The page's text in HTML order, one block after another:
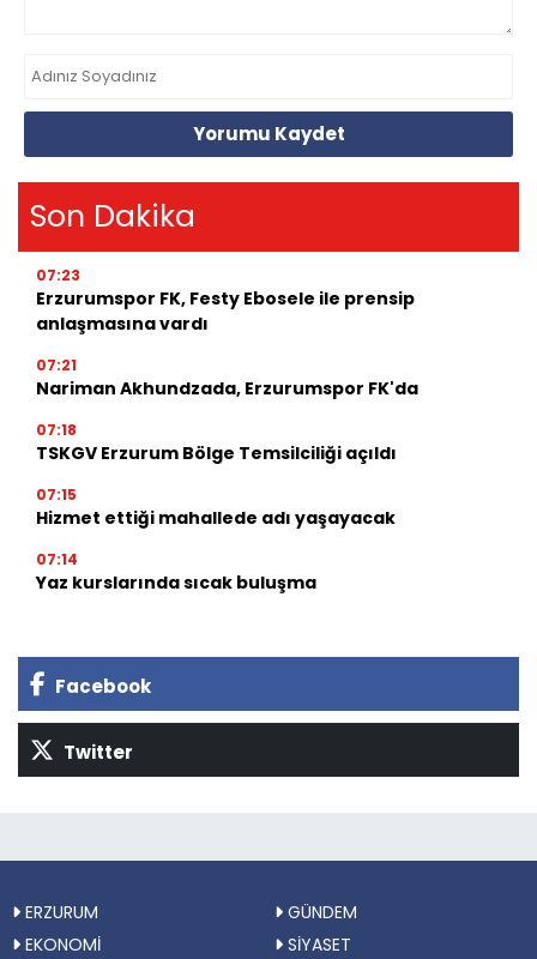
Yorumu Kaydet
Son Dakika
07:23
Erzurumspor FK, Festy Ebosele ile prensip
anlaşmasına vardı
07:21
Nariman Akhundzada, Erzurumspor FK'da
07:18
TSKGV Erzurum Bölge Temsilciliği açıldı
07:15
Hizmet ettiği mahallede adı yaşayacak
07:14
Yaz kurslarında sıcak buluşma
Facebook
Twitter
ERZURUM
GÜNDEM
EKONOMİ
SİYASET